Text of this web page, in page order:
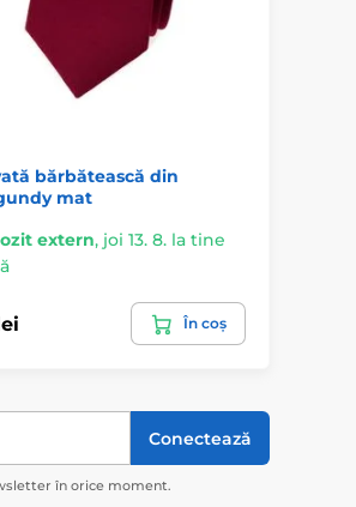
bărbătească din
mat
extern, joi 13. 8. la tine
În coș
Conectează
în orice moment.